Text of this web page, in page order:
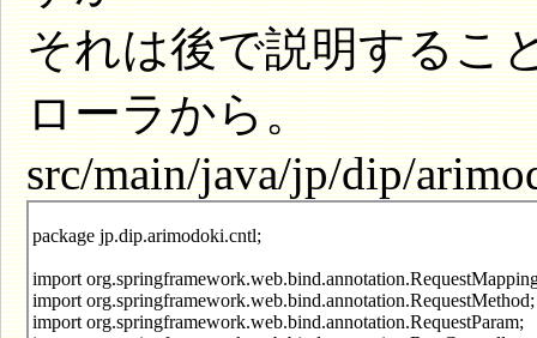
それは後で説明するこ
ローラから。
src/main/java/jp/dip/